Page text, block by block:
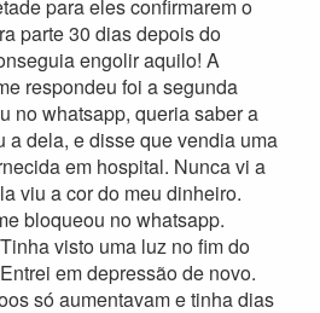
para eles confirmarem o
parte 30 dias depois do
engolir aquilo! A
respondeu foi a segunda
no whatsapp, queria saber a
a dela, e disse que vendia uma
em hospital. Nunca vi a
viu a cor do meu dinheiro.
bloqueou no whatsapp.
visto uma luz no fim do
em depressão de novo.
só aumentavam e tinha dias